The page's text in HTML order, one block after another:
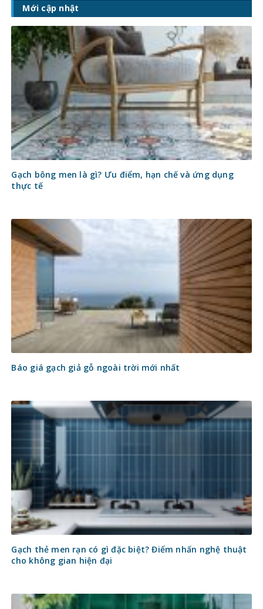
Mới cập nhật
Gạch bông men là gì? Ưu điểm, hạn chế và ứng dụng
thực tế
Báo giá gạch giả gỗ ngoài trời mới nhất
Gạch thẻ men rạn có gì đặc biệt? Điểm nhấn nghệ thuật
cho không gian hiện đại